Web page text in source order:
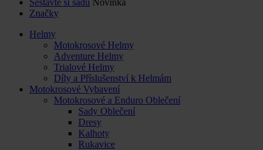
Sestavte si sadu Novinka
Značky
Helmy
Motokrosové Helmy
Adventure Helmy
Trialové Helmy
Díly a Příslušenství k Helmám
Motokrosové Vybavení
Motokrosové a Enduro Oblečení
Sady Oblečení
Dresy
Kalhoty
Rukavice